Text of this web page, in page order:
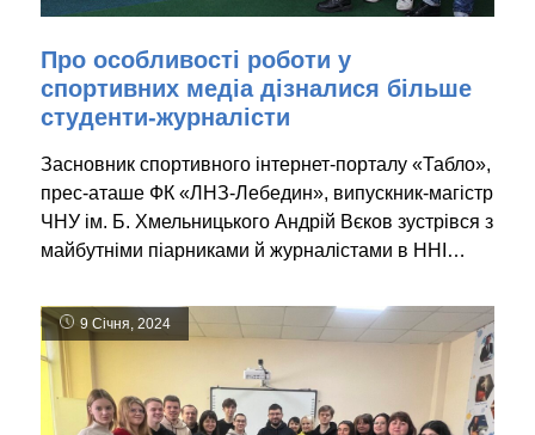
Про особливості роботи у
спортивних медіа дізналися більше
студенти-журналісти
Засновник спортивного інтернет-порталу «Табло»,
прес-аташе ФК «ЛНЗ-Лебедин», випускник-магістр
ЧНУ ім. Б. Хмельницького Андрій Вєков зустрівся з
майбутніми піарниками й журналістами в ННІ…
9 Січня, 2024